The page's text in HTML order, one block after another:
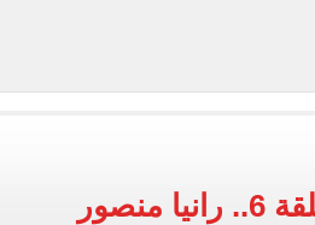
فى طرابزون.. صور
مسلسل شباب امرأة الحلقة 6.. رانيا منصور